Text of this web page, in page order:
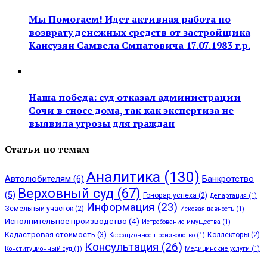
Мы Помогаем! Идет активная работа по
возврату денежных средств от застройщика
Кансузян Самвела Смпатовича 17.07.1983 г.р.
Наша победа: суд отказал администрации
Сочи в сносе дома, так как экспертиза не
выявила угрозы для граждан
Статьи по темам
Автолюбителям (6) Аналитика (130) Банкротство
(5) Верховный суд (67) Гонорар успеха (2) Департация (1)
Земельный участок (2) Информация (23) Исковая давность (1)
Исполнительное производство (4) Истребование имущества (1)
Кадастровая стоимость (3) Кассационное производство (1) Коллекторы (2)
Конституционный суд (1) Консультация (26) Медицинские услуги (1)